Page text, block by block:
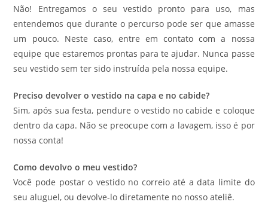
Não! Entregamos o seu vestido pronto para uso, mas
entendemos que durante o percurso pode ser que amasse
um pouco. Neste caso, entre em contato com a nossa
equipe que estaremos prontas para te ajudar. Nunca passe
seu vestido sem ter sido instruída pela nossa equipe.
Preciso devolver o vestido na capa e no cabide?
Sim, após sua festa, pendure o vestido no cabide e coloque
dentro da capa. Não se preocupe com a lavagem, isso é por
nossa conta!
Como devolvo o meu vestido?
Você pode postar o vestido no correio até a data limite do
seu aluguel, ou devolve-lo diretamente no nosso ateliê.